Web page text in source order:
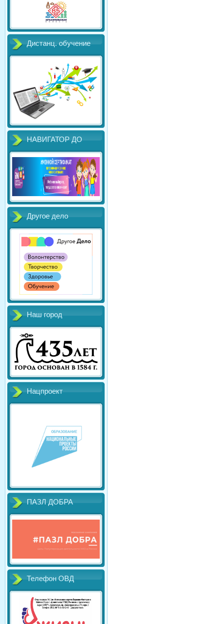
Дистанц. обучение
НАВИГАТОР ДО
Другое дело
Наш город
Нацпроект
ПАЗЛ ДОБРА
Телефон ОВД